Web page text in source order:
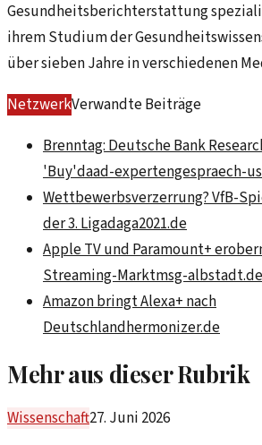
Gesundheitsberichterstattung
ihrem Studium der
über sieben Jahre in verschiedenen
NetzwerkVerwandte Beiträge
Brenntag: Deutsche Bank
'Buy'daad-expertengespraech-
Wettbewerbsverzerrung? VfB-
der 3. Ligadaga2021.de
Apple TV und Paramount+
Streaming-Marktmsg-albstadt.de
Amazon bringt Alexa+ nach
Deutschlandhermonizer.de
Mehr aus dieser Rubrik
Wissenschaft27. Juni 2026